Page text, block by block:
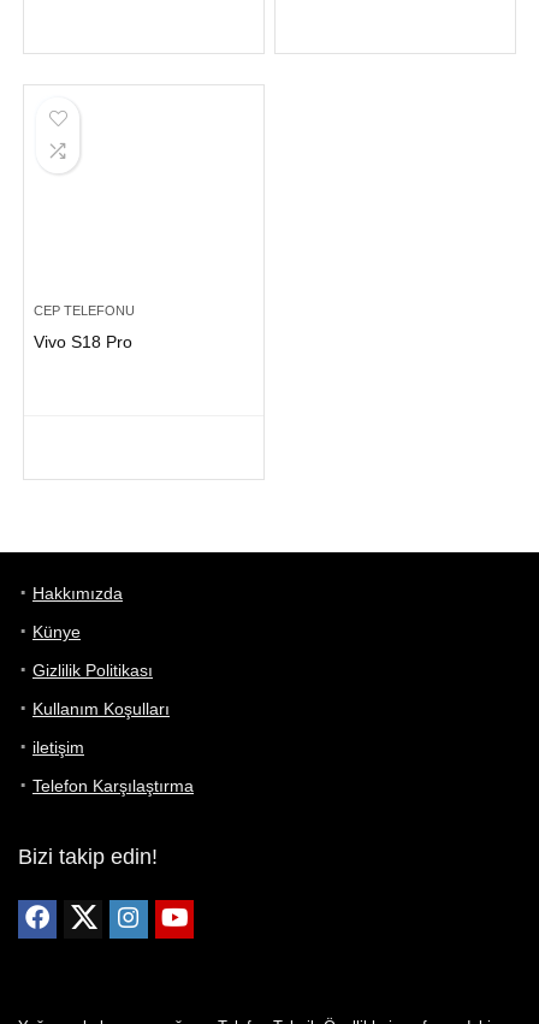
CEP TELEFONU
Vivo S18 Pro
Hakkımızda
Künye
Gizlilik Politikası
Kullanım Koşulları
iletişim
Telefon Karşılaştırma
Bizi takip edin!